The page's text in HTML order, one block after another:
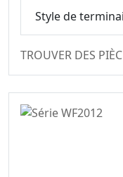
En-Tête De
Connectron
Connecteur
Style de
TROUVER DES